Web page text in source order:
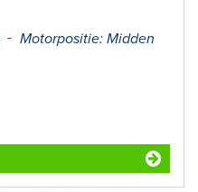
Motorpositie: Midden